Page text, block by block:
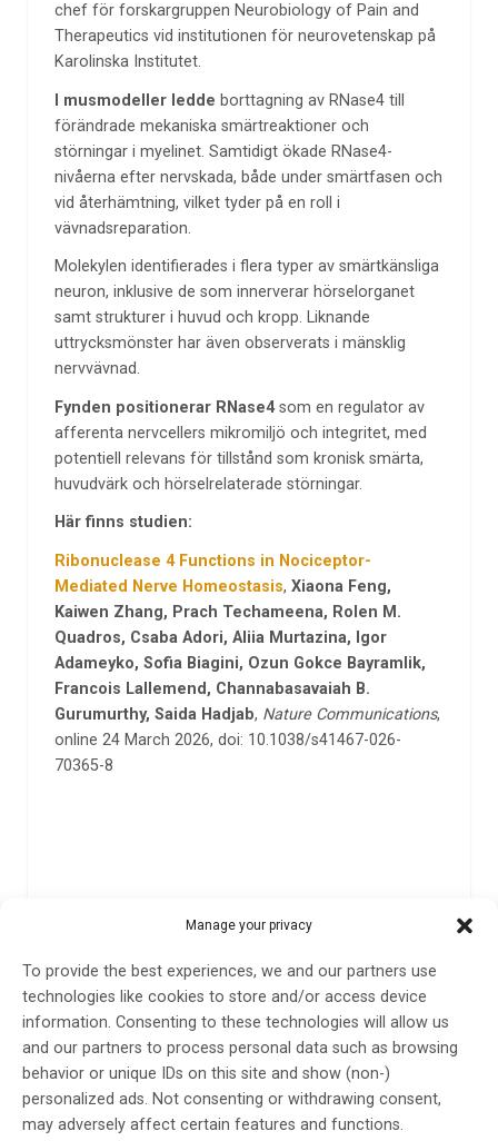
Manage your privacy
To provide the best experiences, we and our partners use
technologies like cookies to store and/or access device
information. Consenting to these technologies will allow us
and our partners to process personal data such as browsing
behavior or unique IDs on this site and show (non-)
personalized ads. Not consenting or withdrawing consent,
may adversely affect certain features and functions.
chef för forskargruppen Neurobiology of Pain and
Therapeutics vid institutionen för neurovetenskap på
Karolinska Institutet.
I musmodeller ledde borttagning av RNase4 till
förändrade mekaniska smärtreaktioner och
störningar i myelinet. Samtidigt ökade RNase4-
nivåerna efter nervskada, både under smärtfasen och
vid återhämtning, vilket tyder på en roll i
vävnadsreparation.
Molekylen identifierades i flera typer av smärtkänsliga
neuron, inklusive de som innerverar hörselorganet
samt strukturer i huvud och kropp. Liknande
uttrycksmönster har även observerats i mänsklig
nervvävnad.
Fynden positionerar RNase4som en regulator av
afferenta nervcellers mikromiljö och integritet, med
potentiell relevans för tillstånd som kronisk smärta,
huvudvärk och hörselrelaterade störningar.
Här finns studien:
Ribonuclease 4 Functions in Nociceptor-
Mediated Nerve Homeostasis, Xiaona Feng,
Kaiwen Zhang, Prach Techameena, Rolen M.
Quadros, Csaba Adori, Aliia Murtazina, Igor
Adameyko, Sofia Biagini, Ozun Gokce Bayramlik,
Francois Lallemend, Channabasavaiah B.
Gurumurthy, Saida Hadjab, Nature Communications,
online 24 March 2026, doi: 10.1038/s41467-026-
70365-8
Liknande poster